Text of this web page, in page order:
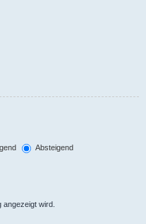
Absteigend
wird.